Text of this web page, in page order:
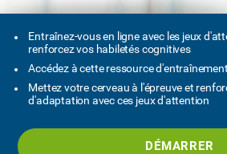
Entraînez-vous en ligne avec les jeux
renforcez vos habiletés cognitives
Accédez à cette ressource
Mettez votre cerveau à l'épreuve et
d'adaptation avec ces jeux d'attention
DÉMARRER